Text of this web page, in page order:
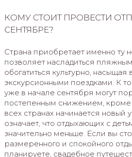
КОМУ СТОИТ ПРОВЕСТИ
СЕНТЯБРЕ?
Страна приобретает именно ту
позволяет насладиться
обогатиться культурно, насыщая
экскурсионными поездками. К
уже в начале сентября могут
постепенным снижением, кроме
всех странах начинается новый
означает, что отдыхающих с
значительно меньше. Если вы
размеренного и спокойного
планируете, свадебное